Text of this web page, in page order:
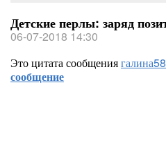
Детские перлы: заряд
06-07-2018 14:30
Это цитата сообщения
сообщение